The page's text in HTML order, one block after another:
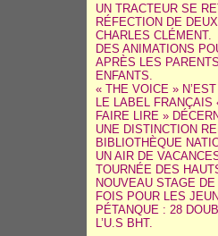
UN TRACTEUR SE
RÉFECTION DE
CHARLES CLÉMENT.
DES ANIMATIONS
APRÈS LES
ENFANTS.
« THE VOICE »
LE LABEL
FAIRE LIRE »
UNE DISTINCTION
BIBLIOTHÈQUE
UN AIR DE
TOURNÉE DES
NOUVEAU STAGE
FOIS POUR LES
PÉTANQUE : 28
L’U.S BHT.